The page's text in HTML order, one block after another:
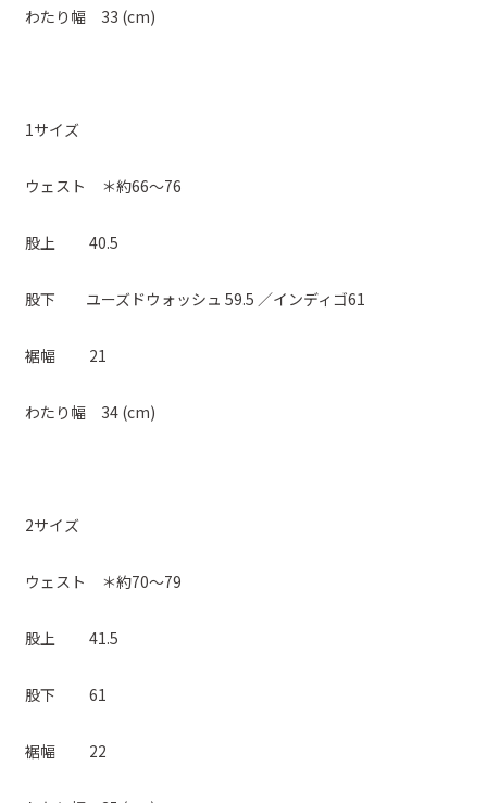
わたり幅 33 (cm)
1サイズ
ウェスト ＊約66～76
股上 40.5
股下 ユーズドウォッシュ 59.5 ／インディゴ61
裾幅 21
わたり幅 34 (cm)
2サイズ
ウェスト ＊約70～79
股上 41.5
股下 61
裾幅 22